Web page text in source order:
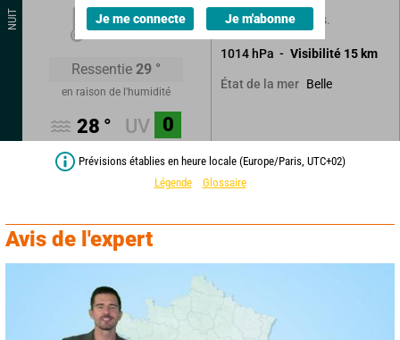
NUIT 25°
Ressentie 29 °
en raison de l'humidité
28 ° UV 0
Sans précipitations.
1014 hPa Visibilité 15 km
État de la mer Belle
Je me connecte Je m'abonne
Prévisions établies en heure locale (Europe/Paris, UTC+02)
Légende
Glossaire
Avis de l'expert